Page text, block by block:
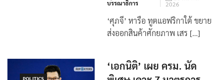
Byกอง
บรรณาธิการ
26 มีนาคม
2026